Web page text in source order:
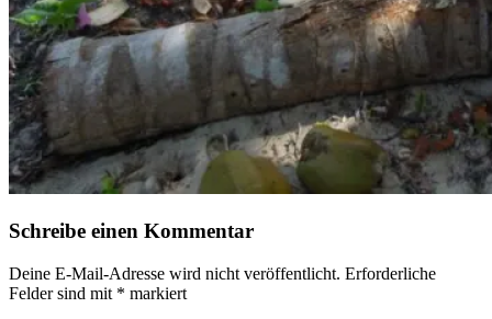
Schreibe einen Kommentar
Deine E-Mail-Adresse wird nicht veröffentlicht. Erforderliche
Felder sind mit * markiert